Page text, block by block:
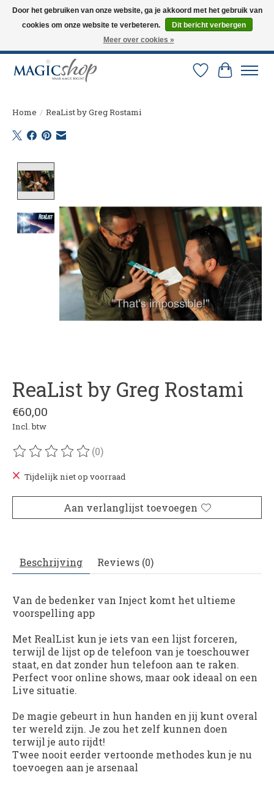
Altijd de nieuwste trucs op voorraad. Snelle verzending via PostNL en DHL.
Langskomen in onze winkel? Bel of mail om een afspraak te maken. 0251-
Verlanglijst
Home / ReaList by Greg Rostami
ReaList by Greg Rostami
€60,00
Incl. btw
De beoordeling van dit product is
(0)
Tijdelijk niet op voorraad
Aan verlanglijst toevoegen
Beschrijving Reviews (0)
Van de bedenker van Inject komt het ultieme
voorspelling app
Met RealList kun je iets van een lijst forceren,
terwijl de lijst op de telefoon van je toeschouwer
staat, en dat zonder hun telefoon aan te raken.
Perfect voor online shows, maar ook ideaal on een
Live situatie.
De magie gebeurt in hun handen en jij kunt overal
ter wereld zijn. Je zou het zelf kunnen doen
terwijl je auto rijdt!
Twee nooit eerder vertoonde methodes kun je nu
toevoegen aan je arsenaal
Door het gebruiken van onze website, ga je akkoord met het gebruik van
cookies om onze website te verbeteren.
Dit bericht verbergen
Meer over cookies »